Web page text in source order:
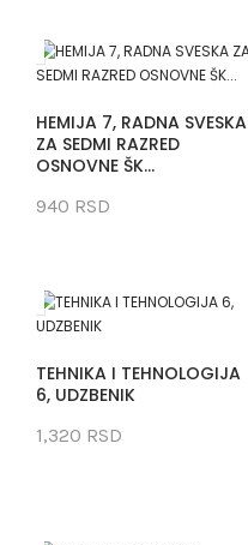
HEMIJA 7, RADNA SVESKA
ZA SEDMI RAZRED
OSNOVNE ŠK...
940 RSD
TEHNIKA I TEHNOLOGIJA
6, UDZBENIK
1,320 RSD